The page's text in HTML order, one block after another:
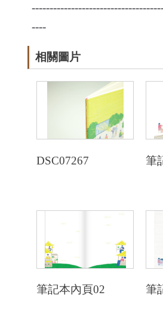
----
相關圖片
DSC07267 筆
筆記本內頁02 筆